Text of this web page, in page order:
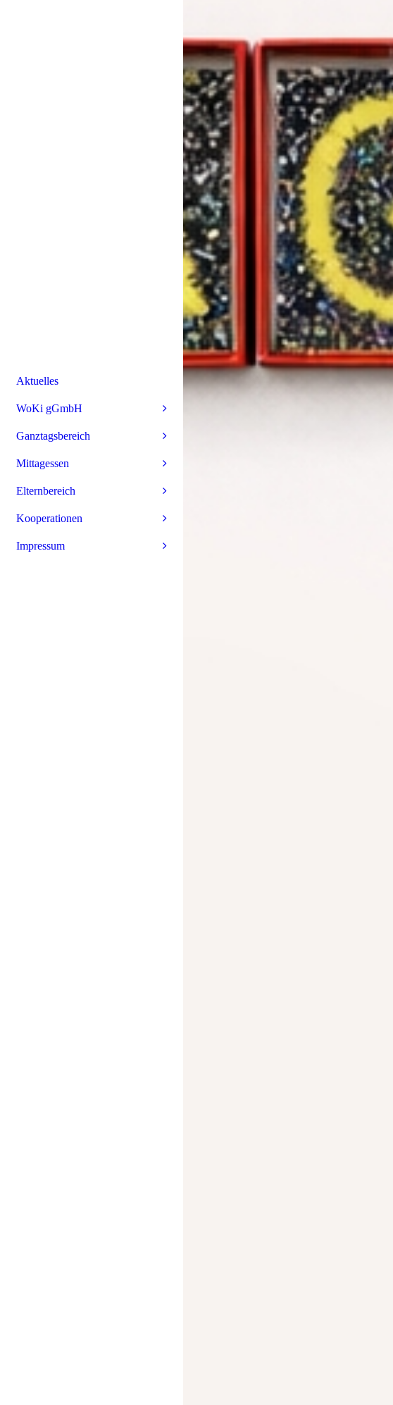
Aktuelles
WoKi gGmbH
Ganztagsbereich
Mittagessen
Elternbereich
Kooperationen
Impressum